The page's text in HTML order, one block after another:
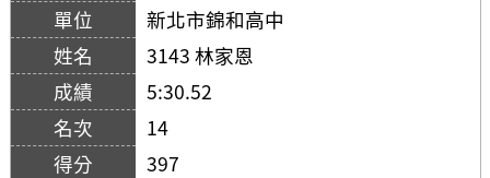
新北市錦和高中
3143 林家恩
5:30.52
14
397